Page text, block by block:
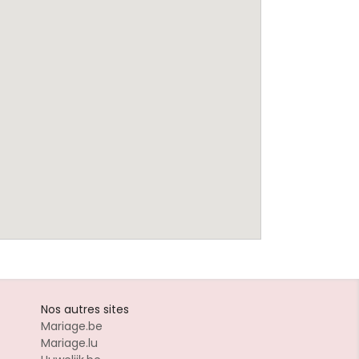
Nos autres sites
Mariage.be
Mariage.lu